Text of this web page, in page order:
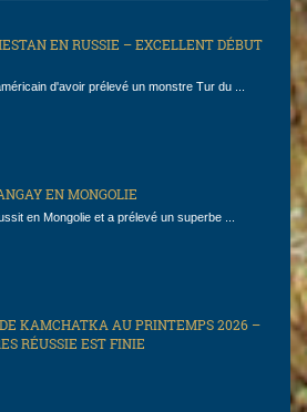
EN RUSSIE – EXCELLENT DÉBUT
d'avoir prélevé un monstre Tur du ...
EN MONGOLIE
en Mongolie et a prélevé un superbe ...
DE KAMCHATKA AU PRINTEMPS 2026 –
RÉUSSIE EST FINIE